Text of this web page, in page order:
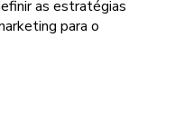
as estratégias
para o